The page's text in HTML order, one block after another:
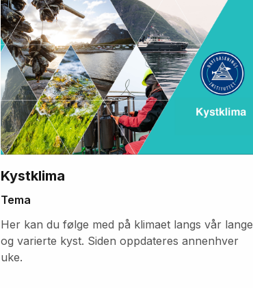
Kystklima
Tema
Her kan du følge med på klimaet langs vår lange
og varierte kyst. Siden oppdateres annenhver
uke.